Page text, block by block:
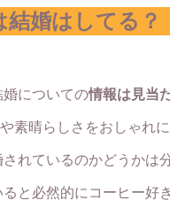
婚はしてる？
についての情報は見当
素晴らしさをおしゃれ
れているのかどうかは
と必然的にコーヒー好